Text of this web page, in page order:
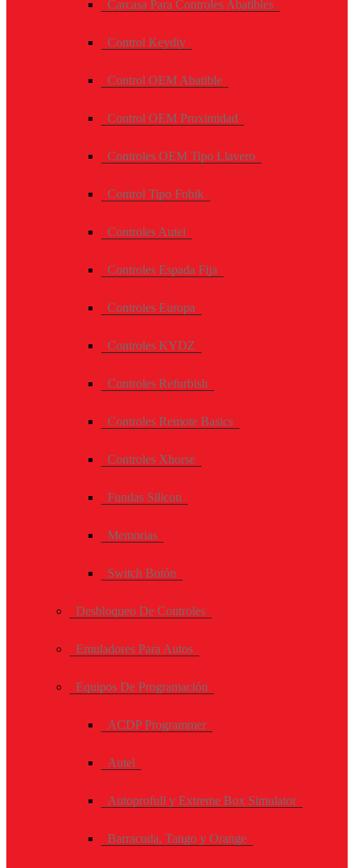
Carcasa Para Controles Abatibles
Control Keydiy
Control OEM Abatible
Control OEM Proximidad
Controles OEM Tipo Llavero
Control Tipo Fobik
Controles Autel
Controles Espada Fija
Controles Europa
Controles KYDZ
Controles Refurbish
Controles Remote Basics
Controles Xhorse
Fundas Silicon
Memorias
Switch Botón
Desbloqueo De Controles
Emuladores Para Autos
Equipos De Programación
ACDP Programmer
Autel
Autoprofull y Extreme Box Simulator
Barracuda, Tango y Orange